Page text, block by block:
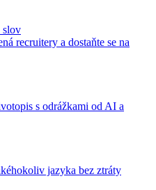
slov
recruitery a dostaňte se na
s odrážkami od AI a
jazyka bez ztráty